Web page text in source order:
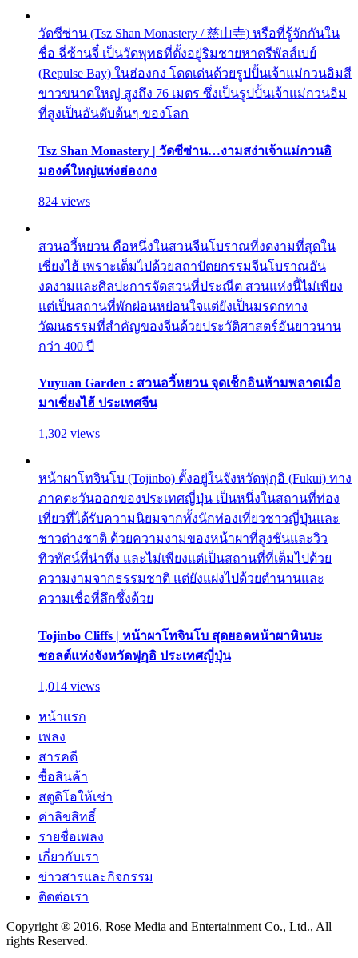
วัดซีซ่าน (Tsz Shan Monastery / 慈山寺) หรือที่รู้จักกันใน
ชื่อ ฉี่ซ้านจี๋ เป็นวัดพุทธที่ตั้งอยู่ริมชายหาดรีพัลส์เบย์
(Repulse Bay) ในฮ่องกง โดดเด่นด้วยรูปปั้นเจ้าแม่กวนอิมสี
ขาวขนาดใหญ่ สูงถึง 76 เมตร ซึ่งเป็นรูปปั้นเจ้าแม่กวนอิม
ที่สูงเป็นอันดับต้นๆ ของโลก
Tsz Shan Monastery | วัดซีซ่าน…งามสง่าเจ้าแม่กวนอิ
มองค์ใหญ่แห่งฮ่องกง
824 views
สวนอวี้หยวน คือหนึ่งในสวนจีนโบราณที่งดงามที่สุดใน
เซี่ยงไฮ้ เพราะเต็มไปด้วยสถาปัตยกรรมจีนโบราณอัน
งดงามและศิลปะการจัดสวนที่ประณีต สวนแห่งนี้ไม่เพียง
แต่เป็นสถานที่พักผ่อนหย่อนใจแต่ยังเป็นมรดกทาง
วัฒนธรรมที่สำคัญของจีนด้วยประวัติศาสตร์อันยาวนาน
กว่า 400 ปี
Yuyuan Garden : สวนอวี้หยวน จุดเช็กอินห้ามพลาดเมื่อ
มาเซี่ยงไฮ้ ประเทศจีน
1,302 views
หน้าผาโทจินโบ (Tojinbo) ตั้งอยู่ในจังหวัดฟุกุอิ (Fukui) ทาง
ภาคตะวันออกของประเทศญี่ปุ่น เป็นหนึ่งในสถานที่ท่อง
เที่ยวที่ได้รับความนิยมจากทั้งนักท่องเที่ยวชาวญี่ปุ่นและ
ชาวต่างชาติ ด้วยความงามของหน้าผาที่สูงชันและวิว
ทิวทัศน์ที่น่าทึ่ง และไม่เพียงแต่เป็นสถานที่ที่เต็มไปด้วย
ความงามจากธรรมชาติ แต่ยังแฝงไปด้วยตำนานและ
ความเชื่อที่ลึกซึ้งด้วย
Tojinbo Cliffs | หน้าผาโทจินโบ สุดยอดหน้าผาหินบะ
ซอลต์แห่งจังหวัดฟุกุอิ ประเทศญี่ปุ่น
1,014 views
หน้าแรก
เพลง
สารคดี
ซื้อสินค้า
สตูดิโอให้เช่า
ค่าลิขสิทธิ์
รายชื่อเพลง
เกี่ยวกับเรา
ข่าวสารและกิจกรรม
ติดต่อเรา
Copyright ® 2016, Rose Media and Entertainment Co., Ltd., All
rights Reserved.